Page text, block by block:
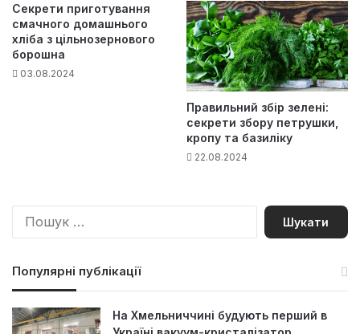
Секрети приготування
смачного домашнього
хліба з цільнозернового
борошна
03.08.2024
Правильний збір зелені:
секрети збору петрушки,
кропу та базиліку
22.08.2024
П
Популярні публікації
На Хмельниччині будують перший в